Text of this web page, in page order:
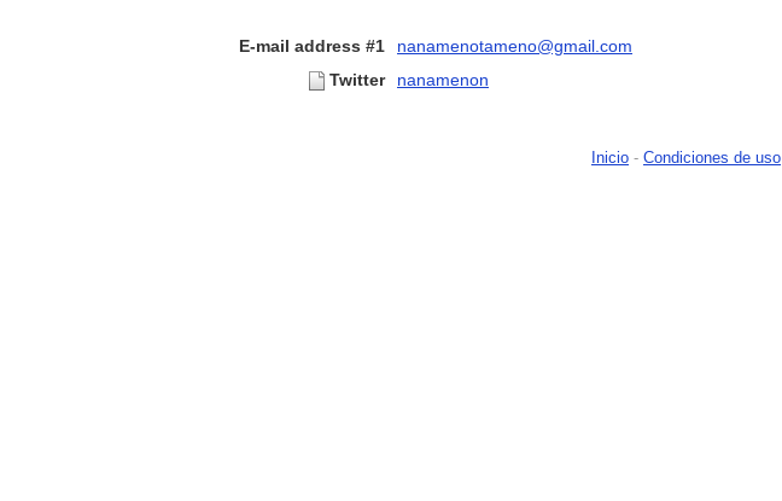
E-mail address #1
nanamenotameno@gmail.com
Twitter
nanamenon
Inicio - Condiciones de uso